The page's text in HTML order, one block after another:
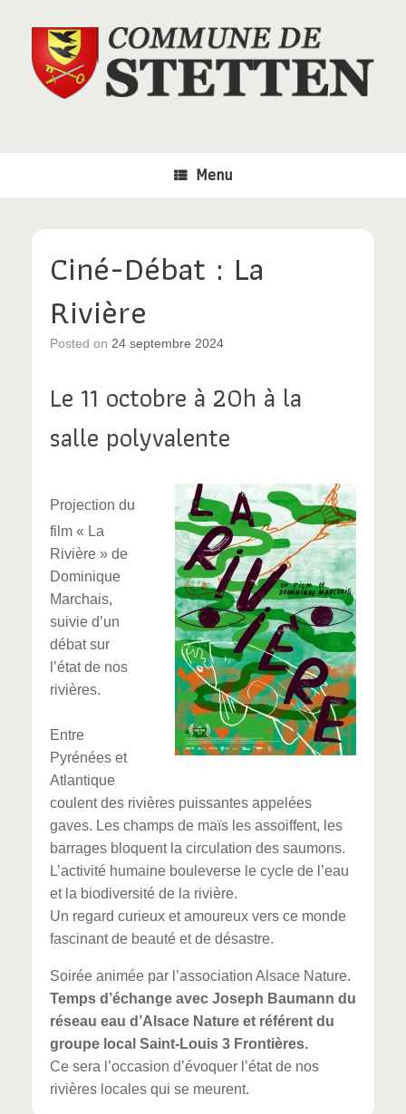
Menu
Ciné-Débat : La
Rivière
Posted on 24 septembre 2024
Le 11 octobre à 20h à la
salle polyvalente
Projection du
film « La
Rivière » de
Dominique
Marchais,
suivie d’un
débat sur
l’état de nos
rivières.
Entre
Pyrénées et
Atlantique
coulent des rivières puissantes appelées
gaves. Les champs de maïs les assoiffent, les
barrages bloquent la circulation des saumons.
L’activité humaine bouleverse le cycle de l’eau
et la biodiversité de la rivière.
Un regard curieux et amoureux vers ce monde
fascinant de beauté et de désastre.
Soirée animée par l’association Alsace Nature.
Temps d’échange avec Joseph Baumann du
réseau eau d’Alsace Nature et référent du
groupe local Saint-Louis 3 Frontières.
Ce sera l’occasion d’évoquer l’état de nos
rivières locales qui se meurent.